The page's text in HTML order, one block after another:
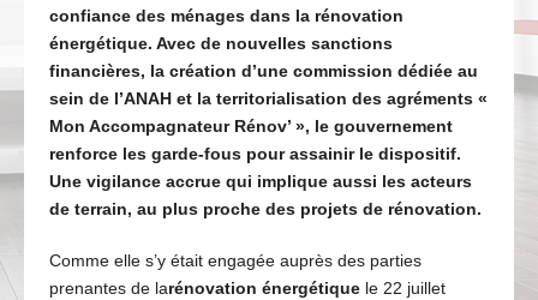
confiance des ménages dans la rénovation
énergétique. Avec de nouvelles sanctions
financières, la création d’une commission dédiée au
sein de l’ANAH et la territorialisation des agréments «
Mon Accompagnateur Rénov’ », le gouvernement
renforce les garde-fous pour assainir le dispositif.
Une vigilance accrue qui implique aussi les acteurs
de terrain, au plus proche des projets de rénovation.
Comme elle s’y était engagée auprès des parties
prenantes de larénovation énergétiquele 22 juillet